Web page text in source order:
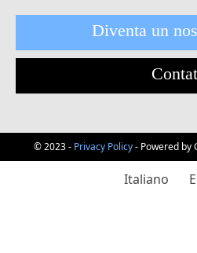
Diventa un
© 2023 - Privacy Policy- Powered by
Italiano